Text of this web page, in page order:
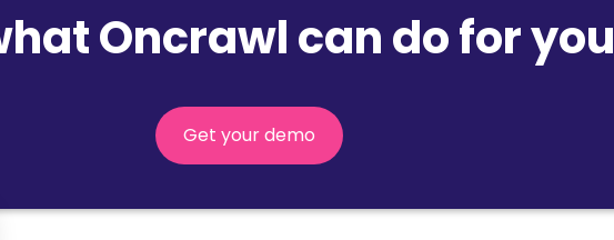
Oncrawl can do for you
Get your demo